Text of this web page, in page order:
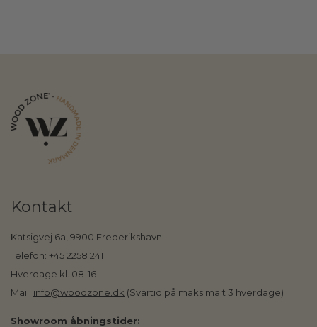
Kontakt
Katsigvej 6a, 9900 Frederikshavn
Telefon: +45 2258 2411
Hverdage kl. 08-16
Mail: info@woodzone.dk (Svartid på maksimalt 3 hverdage)
Showroom åbningstider: